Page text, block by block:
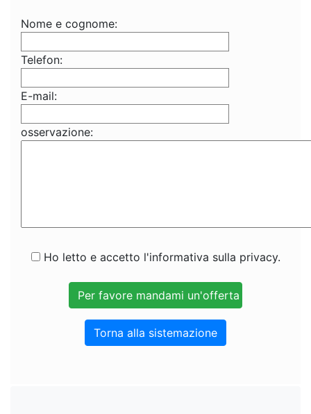
Nome e cognome:
Telefon:
E-mail:
osservazione:
Ho letto e accetto l'informativa sulla privacy.
Torna alla sistemazione